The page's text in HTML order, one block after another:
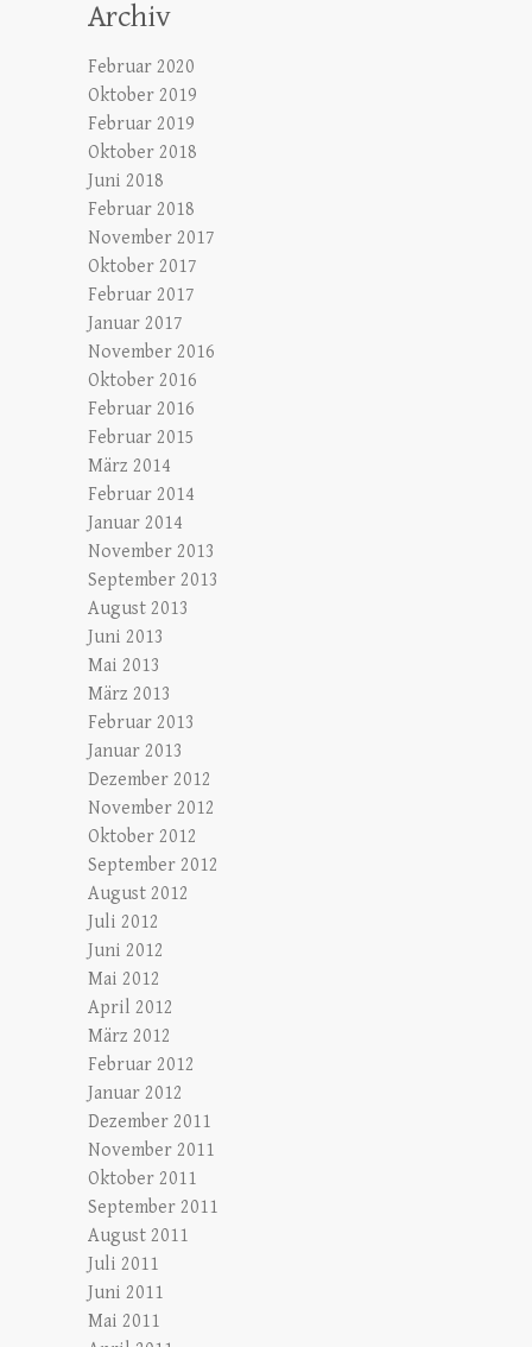
Archiv
Februar 2020
Oktober 2019
Februar 2019
Oktober 2018
Juni 2018
Februar 2018
November 2017
Oktober 2017
Februar 2017
Januar 2017
November 2016
Oktober 2016
Februar 2016
Februar 2015
März 2014
Februar 2014
Januar 2014
November 2013
September 2013
August 2013
Juni 2013
Mai 2013
März 2013
Februar 2013
Januar 2013
Dezember 2012
November 2012
Oktober 2012
September 2012
August 2012
Juli 2012
Juni 2012
Mai 2012
April 2012
März 2012
Februar 2012
Januar 2012
Dezember 2011
November 2011
Oktober 2011
September 2011
August 2011
Juli 2011
Juni 2011
Mai 2011